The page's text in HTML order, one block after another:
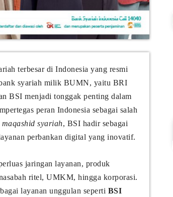
terbesar di Indonesia yang resmi
bank syariah milik BUMN, yaitu BRI
BSI menjadi tonggak penting dalam
peran Indonesia sebagai salah
maqashid syariah, BSI hadir sebagai
perbankan digital yang inovatif.
jaringan layanan, produk
ritel, UMKM, hingga korporasi.
layanan unggulan seperti BSI